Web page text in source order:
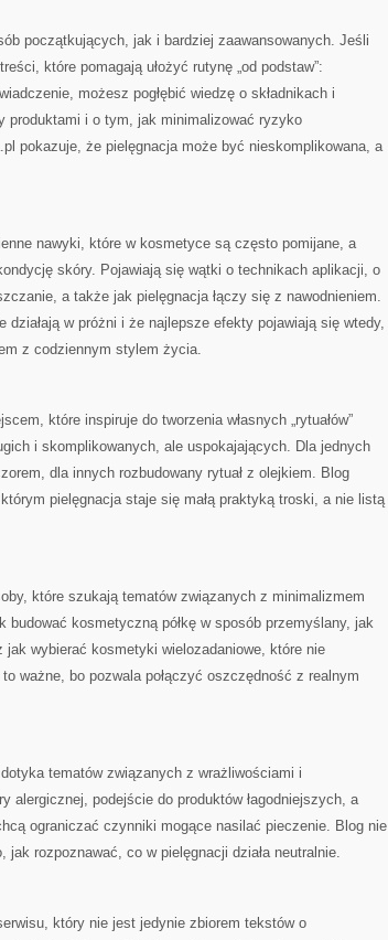
początkujących, jak i bardziej zaawansowanych. Jeśli
które pomagają ułożyć rutynę „od podstaw”:
możesz pogłębić wiedzę o składnikach i
produktami i o tym, jak minimalizować ryzyko
pokazuje, że pielęgnacja może być nieskomplikowana, a
nawyki, które w kosmetyce są często pomijane, a
skóry. Pojawiają się wątki o technikach aplikacji, o
a także jak pielęgnacja łączy się z nawodnieniem.
działają w próżni i że najlepsze efekty pojawiają się wtedy,
z codziennym stylem życia.
które inspiruje do tworzenia własnych „rytuałów”
i skomplikowanych, ale uspokajających. Dla jednych
dla innych rozbudowany rytuał z olejkiem. Blog
pielęgnacja staje się małą praktyką troski, a nie listą
które szukają tematów związanych z minimalizmem
budować kosmetyczną półkę w sposób przemyślany, jak
jak wybierać kosmetyki wielozadaniowe, które nie
ważne, bo pozwala połączyć oszczędność z realnym
tematów związanych z wrażliwościami i
alergicznej, podejście do produktów łagodniejszych, a
ograniczać czynniki mogące nasilać pieczenie. Blog nie
rozpoznawać, co w pielęgnacji działa neutralnie.
który nie jest jedynie zbiorem tekstów o